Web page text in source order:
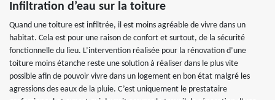
Infiltration d’eau sur la toiture
Quand une toiture est infiltrée, il est moins agréable de vivre dans un
habitat. Cela est pour une raison de confort et surtout, de la sécurité
fonctionnelle du lieu. L’intervention réalisée pour la rénovation d’une
toiture moins étanche reste une solution à réaliser dans le plus vite
possible afin de pouvoir vivre dans un logement en bon état malgré les
agressions des eaux de la pluie. C’est uniquement le prestataire